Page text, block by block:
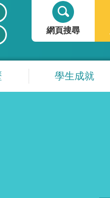
搜
尋
表
單
網頁搜尋
學生成就